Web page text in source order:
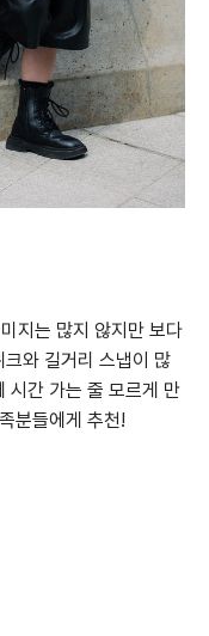
지는 많지 않지만 보다
와 길거리 스냅이 많
시간 가는 줄 모르게 만
분들에게 추천!